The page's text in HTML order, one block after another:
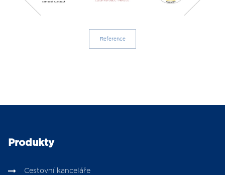
Reference
Produkty
Cestovní kanceláře